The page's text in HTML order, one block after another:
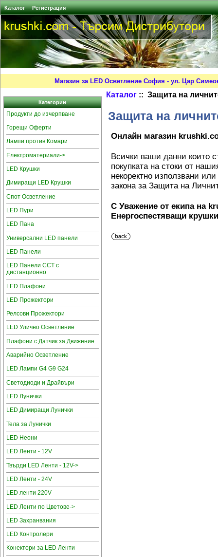
Каталог Регистрация
Магазин за LED Осветление София - ул. Цар
Категории
Продукти до изчерпване
Горещи Оферти
Лампи против Комари
Електроматериали->
LED Крушки
Димиращи LED Крушки
Спот Осветление
LED Пури
LED Пана
Универсални LED панели
LED Панели
LED Панели CCT с
дистанционно
LED Плафони
LED Прожектори
Релсови Прожектори
LED Улично Осветление
Плафони с Датчик за Движение
Аварийно Осветление
LED Лампи G4 G9 G24
Светодиоди и Драйвъри
LED Лунички
LED Димиращи Лунички
Тела за Лунички
LED Неони
LED Ленти - 12V
Твърди LED Ленти - 12V->
LED Ленти - 24V
LED ленти 220V
LED Ленти по Цветове->
LED Захранвания
LED Контролери
Конектори за LED Ленти
Каталог :: Защита на
Защита на
Онлайн магазин
Всички ваши данни които
покупката на стоки от
некоректно използвани
закона за Защита на
С Уважение от екипа на
Енергоспестяващи крушки